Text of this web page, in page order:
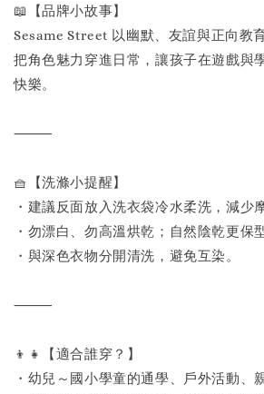
📖【品牌小故事】
Sesame Street 以幽默、友誼與正向教
把角色魅力穿進日常，讓孩子在遊戲與
快樂。
⸻
🧺【洗滌小提醒】
・建議反面放入洗衣袋冷水柔洗，減少
・勿漂白、勿高溫烘乾；自然陰乾更保型
・與深色衣物分開清洗，避免互染。
⸻
👦👧【適合誰穿？】
・幼兒～國小學童的通學、戶外活動、